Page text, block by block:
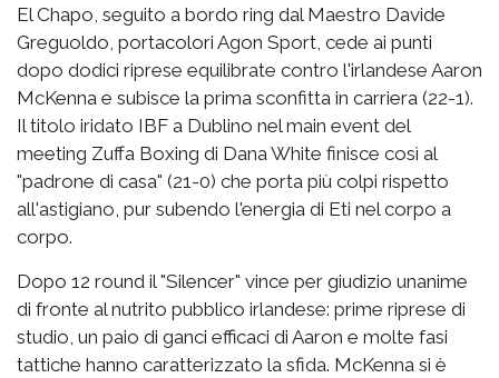
El Chapo, seguito a bordo ring dal Maestro Davide
Greguoldo, portacolori Agon Sport, cede ai punti
dopo dodici riprese equilibrate contro l'irlandese Aaron
McKenna e subisce la prima sconfitta in carriera (22-1).
Il titolo iridato IBF a Dublino nel main event del
meeting Zuffa Boxing di Dana White finisce così al
"padrone di casa" (21-0) che porta più colpi rispetto
all'astigiano, pur subendo l'energia di Eti nel corpo a
corpo.
Dopo 12 round il "Silencer" vince per giudizio unanime
di fronte al nutrito pubblico irlandese: prime riprese di
studio, un paio di ganci efficaci di Aaron e molte fasi
tattiche hanno caratterizzato la sfida. McKenna si è